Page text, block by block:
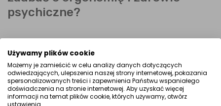
psychiczne?
Jak dbać o bezpieczeństwo pracy
Używamy plików cookie
Możemy je zamieścić w celu analizy danych dotyczących
odwiedzających, ulepszenia naszej strony internetowej, pokazania
spersonalizowanych treści i zapewnienia Państwu wspaniałego
doświadczenia na stronie internetowej. Aby uzyskać więcej
informacji na temat plików cookie, których używamy, otwórz
ustawienia.